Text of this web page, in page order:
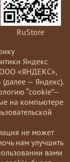
RuStore
Яндекс
ООО «ЯНДЕКС»,
(далее — Яндекс).
“cookie”—
на компьютере
не может
нам улучшить
вами